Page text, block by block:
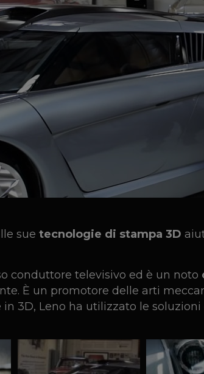
sue tecnologie di stampa 3D
conduttore televisivo ed è un noto
È un promotore delle arti
3D, Leno ha utilizzato le